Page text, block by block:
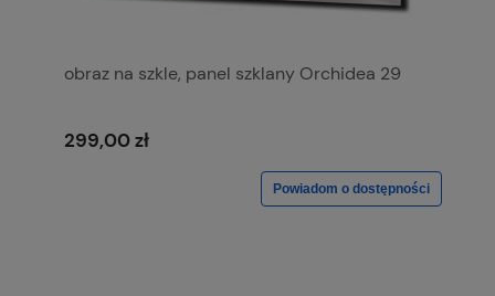
obraz na szkle, panel szklany Orchidea 29
299,00 zł
Powiadom o dostępności